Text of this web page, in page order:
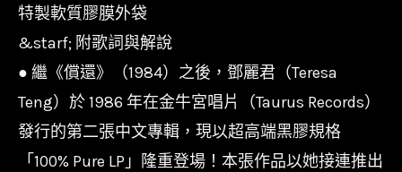
-
酒
醉
的
探
戈/PROT7418/Universal
特製軟質膠膜外袋
&starf; 附歌詞與解說
● 繼《償還》（1984）之後，鄧麗君（Teresa
Teng）於 1986 年在金牛宮唱片（Taurus Records）
發行的第二張中文專輯，現以超高端黑膠規格
「100% Pure LP」隆重登場！本張作品以她接連推出